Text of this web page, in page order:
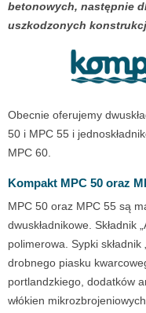
betonowych, następnie
uszkodzonych
Obecnie oferujemy
50 i MPC 55 i
MPC 60.
Kompakt MPC 50 oraz
MPC 50 oraz MPC 55 są
dwuskładnikowe. Składnik
polimerowa. Sypki składnik
drobnego piasku
portlandzkiego, dodatków
włókien